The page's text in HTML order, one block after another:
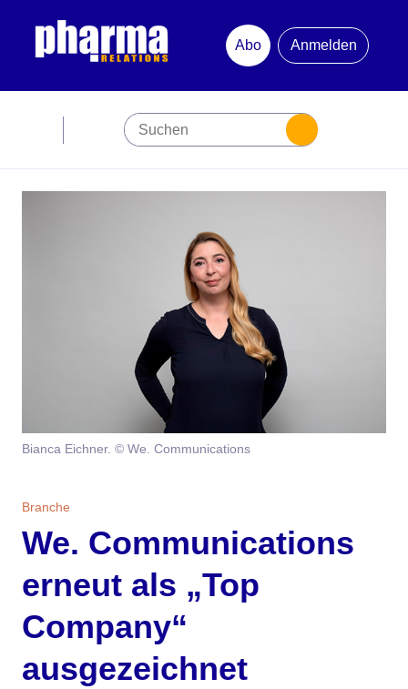
Abo
Anmelden
Branche
Studien
Digital Health
Personen
Aktuelle Ausgabe
Ausgabenarchiv
Über uns
Kontakt
Team
Bianca Eichner. © We. Communications
Branche
We. Communications
erneut als „Top
Company“
ausgezeichnet